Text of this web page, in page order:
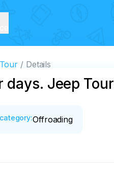
Details
days. Jeep Tour
:Offroading